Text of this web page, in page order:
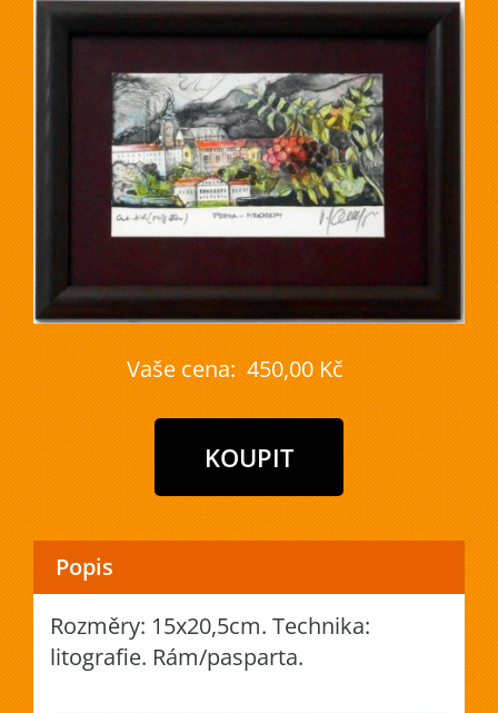
Vaše cena: 450,00 Kč
Popis
Rozměry: 15x20,5cm. Technika:
litografie. Rám/pasparta.